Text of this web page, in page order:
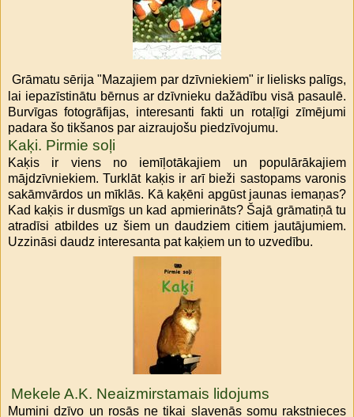
Grāmatu sērija "Mazajiem par dzīvniekiem" ir lielisks palīgs,
lai iepazīstinātu bērnus ar dzīvnieku dažādību visā pasaulē.
Burvīgas fotogrāfijas, interesanti fakti un rotaļīgi zīmējumi
padara šo tikšanos par aizraujošu piedzīvojumu.
Kaķi. Pirmie soļi
Kaķis ir viens no iemīļotākajiem un populārākajiem
mājdzīvniekiem. Turklāt kaķis ir arī bieži sastopams varonis
sakāmvārdos un mīklās. Kā kaķēni apgūst jaunas iemaņas?
Kad kaķis ir dusmīgs un kad apmierināts? Šajā grāmatiņā tu
atradīsi atbildes uz šiem un daudziem citiem jautājumiem.
Uzzināsi daudz interesanta pat kaķiem un to uzvedību.
Mekele A.K. Neaizmirstamais lidojums
Mumini dzīvo un rosās ne tikai slavenās somu rakstnieces